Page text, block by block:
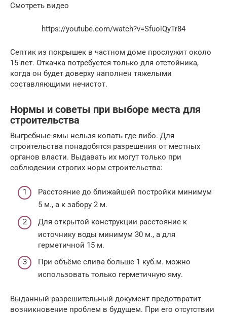
Смотреть видео
https://youtube.com/watch?v=SfuoiQyTr84
Септик из покрышек в частном доме прослужит около
15 лет. Откачка потребуется только для отстойника,
когда он будет доверху наполнен тяжелыми
составляющими нечистот.
Нормы и советы при выборе места для
строительства
Выгребные ямы нельзя копать где-либо. Для
строительства понадобятся разрешения от местных
органов власти. Выдавать их могут только при
соблюдении строгих норм строительства:
Расстояние до ближайшей постройки минимум
5 м., а к забору 2 м.
Для открытой конструкции расстояние к
источнику воды минимум 30 м., а для
герметичной 15 м.
При объёме слива больше 1 куб.м. можно
использовать только герметичную яму.
Выданный разрешительный документ предотвратит
возникновение проблем в будущем. При его отсутствии